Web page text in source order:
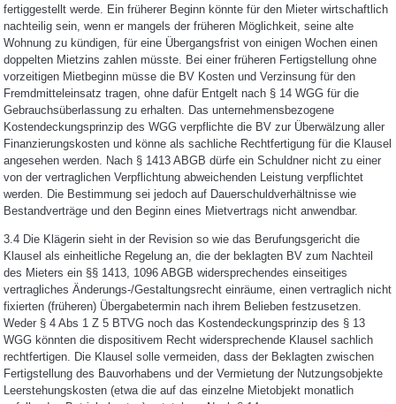
fertiggestellt werde. Ein früherer Beginn könnte für den Mieter wirtschaftlich
nachteilig sein, wenn er mangels der früheren Möglichkeit, seine alte
Wohnung zu kündigen, für eine Übergangsfrist von einigen Wochen einen
doppelten Mietzins zahlen müsste. Bei einer früheren Fertigstellung ohne
vorzeitigen Mietbeginn müsse die BV Kosten und Verzinsung für den
Fremdmitteleinsatz tragen, ohne dafür Entgelt nach § 14 WGG für die
Gebrauchsüberlassung zu erhalten. Das unternehmensbezogene
Kostendeckungsprinzip des WGG verpflichte die BV zur Überwälzung aller
Finanzierungskosten und könne als sachliche Rechtfertigung für die Klausel
angesehen werden. Nach § 1413 ABGB dürfe ein Schuldner nicht zu einer
von der vertraglichen Verpflichtung abweichenden Leistung verpflichtet
werden. Die Bestimmung sei jedoch auf Dauerschuldverhältnisse wie
Bestandverträge und den Beginn eines Mietvertrags nicht anwendbar.
3.4 Die Klägerin sieht in der Revision so wie das Berufungsgericht die
Klausel als einheitliche Regelung an, die der beklagten BV zum Nachteil
des Mieters ein §§ 1413, 1096 ABGB widersprechendes einseitiges
vertragliches Änderungs-/Gestaltungsrecht einräume, einen vertraglich nicht
fixierten (früheren) Übergabetermin nach ihrem Belieben festzusetzen.
Weder § 4 Abs 1 Z 5 BTVG noch das Kostendeckungsprinzip des § 13
WGG könnten die dispositivem Recht widersprechende Klausel sachlich
rechtfertigen. Die Klausel solle vermeiden, dass der Beklagten zwischen
Fertigstellung des Bauvorhabens und der Vermietung der Nutzungsobjekte
Leerstehungskosten (etwa die auf das einzelne Mietobjekt monatlich